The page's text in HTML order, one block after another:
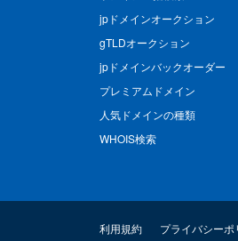
jpドメインオークション
gTLDオークション
jpドメインバックオーダー
プレミアムドメイン
人気ドメインの種類
WHOIS検索
利用規約 プライバシーポ